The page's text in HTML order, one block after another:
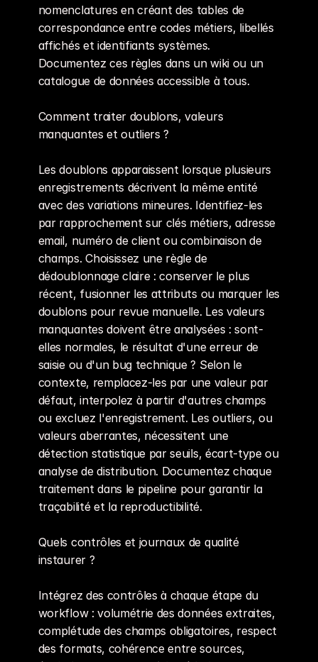
nomenclatures en créant des tables de
correspondance entre codes métiers, libellés
affichés et identifiants systèmes.
Documentez ces règles dans un wiki ou un
catalogue de données accessible à tous.
Comment traiter doublons, valeurs
manquantes et outliers ?
Les doublons apparaissent lorsque plusieurs
enregistrements décrivent la même entité
avec des variations mineures. Identifiez-les
par rapprochement sur clés métiers, adresse
email, numéro de client ou combinaison de
champs. Choisissez une règle de
dédoublonnage claire : conserver le plus
récent, fusionner les attributs ou marquer les
doublons pour revue manuelle. Les valeurs
manquantes doivent être analysées : sont-
elles normales, le résultat d'une erreur de
saisie ou d'un bug technique ? Selon le
contexte, remplacez-les par une valeur par
défaut, interpolez à partir d'autres champs
ou excluez l'enregistrement. Les outliers, ou
valeurs aberrantes, nécessitent une
détection statistique par seuils, écart-type ou
analyse de distribution. Documentez chaque
traitement dans le pipeline pour garantir la
traçabilité et la reproductibilité.
Quels contrôles et journaux de qualité
instaurer ?
Intégrez des contrôles à chaque étape du
workflow : volumétrie des données extraites,
complétude des champs obligatoires, respect
des formats, cohérence entre sources,